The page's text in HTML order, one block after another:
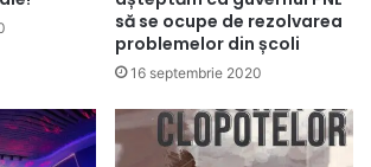
să se ocupe de rezolvarea
problemelor din școli
16 septembrie 2020